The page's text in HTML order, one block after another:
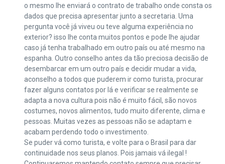
o mesmo lhe enviará o contrato de trabalho onde consta os
dados que precisa apresentar junto a secretaria. Uma
pergunta você já viveu ou teve alguma experiência no
exterior? isso lhe conta muitos pontos e pode lhe ajudar
caso já tenha trabalhado em outro país ou até mesmo na
espanha. Outro conselho antes da tão preciosa decisão de
desembarcar em um outro país e decidir mudar a vida,
aconselho a todos que puderem ir como turista, procurar
fazer alguns contatos por lá e verificar se realmente se
adapta a nova cultura pois não é muito fácil, são novos
costumes, novos alimentos, tudo muito diferente, clima e
pessoas. Muitas vezes as pessoas não se adaptam e
acabam perdendo todo o investimento.
Se puder vá como turista, e volte para o Brasil para dar
continuidade nos seus planos. Pois jamais vá ilegal !